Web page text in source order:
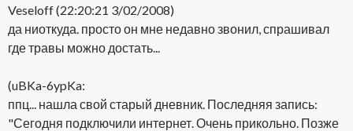
Veseloff (22:20:21 3/02/2008)
да ниоткуда. просто он мне недавно звонил, спрашивал
где травы можно достать...
(uBKa-6ypKa:
ппц... нашла свой старый дневник. Последняя запись:
"Сегодня подключили интернет. Очень прикольно. Позже